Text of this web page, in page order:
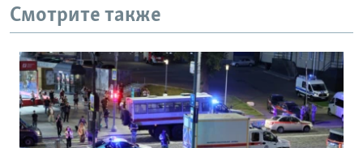
Смотрите также